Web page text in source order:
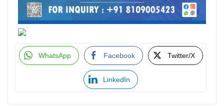
WhatsApp Facebook Twitter/X
LinkedIn